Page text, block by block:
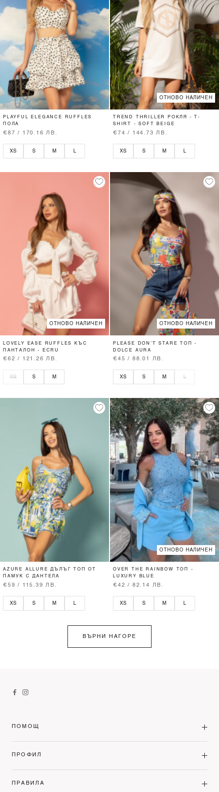
PLAYFUL ELEGANCE RUFFLES
ПОЛА
€87 / 170.16 ЛВ.
XS S M
ОТНОВО НАЛИЧЕН
TREND THRILLER РОКЛЯ - T-
SHIRT - SOFT BEIGE
€74 / 144.73 ЛВ.
XS S M
ОТНОВО НАЛИЧЕН
LOVELY EASE RUFFLES КЪС
ПАНТАЛОН - ECRU
€62 / 121.26 ЛВ.
XS S M
ОТНОВО НАЛИЧЕН
PLEASE DON’T STARE ТОП -
DOLCE AURA
€45 / 88.01 ЛВ.
XS S M L
AZURE ALLURE ДЪЛЪГ ТОП ОТ
ПАМУК С ДАНТЕЛА
€59 / 115.39 ЛВ.
XS S M
ОТНОВО НАЛИЧЕН
OVER THE RAINBOW ТОП -
LUXURY BLUE
€42 / 82.14 ЛВ.
XS S M
ВЪРНИ НАГОРЕ
ПОМОЩ
ПРОФИЛ
ПРАВИЛА